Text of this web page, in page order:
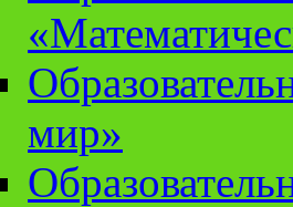
мир»